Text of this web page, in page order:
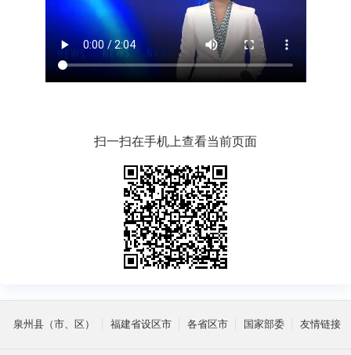
扫一扫在手机上查看当前页面
泉州县（市、区） 福建省设区市 各省区市 国家部委 友情链接